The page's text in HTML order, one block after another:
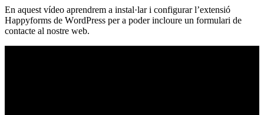
En aquest vídeo aprendrem a instal·lar i configurar l’extensió
Happyforms de WordPress per a poder incloure un formulari de
contacte al nostre web.